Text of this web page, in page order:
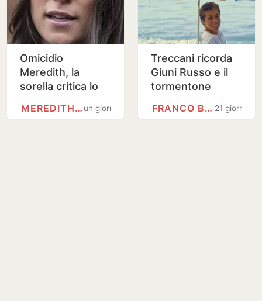
Omicidio
Meredith, la
sorella critica lo
Knox: “Pensi alla
un giorno
MEREDITH KERCHER
Treccani ricorda
Giuni Russo e il
tormentone
dell'estate italiana
21 giorni
FRANCO BATTIATO